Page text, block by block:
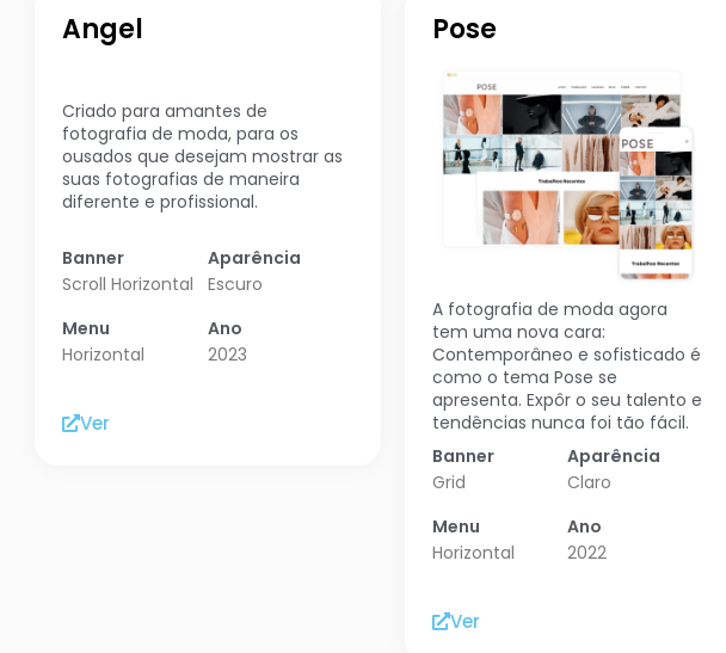
Angel
Criado para amantes de
fotografia de moda, para os
ousados que desejam mostrar as
suas fotografias de maneira
diferente e profissional.
Banner
Scroll Horizontal
Aparência
Escuro
Menu
Horizontal
Ano
2023
Ver
Pose
A fotografia de moda agora
tem uma nova cara:
Contemporâneo e sofisticado é
como o tema Pose se
apresenta. Expôr o seu talento e
tendências nunca foi tão fácil.
Banner
Grid
Aparência
Claro
Menu
Horizontal
Ano
2022
Ver